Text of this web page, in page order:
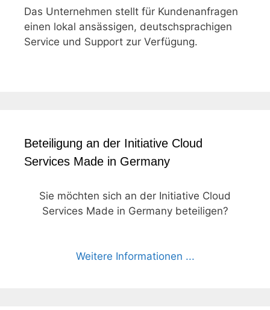
Das Unternehmen stellt für Kundenanfragen
einen lokal ansässigen, deutschsprachigen
Service und Support zur Verfügung.
Beteiligung an der Initiative Cloud
Services Made in Germany
Sie möchten sich an der Initiative Cloud
Services Made in Germany beteiligen?
Weitere Informationen ...